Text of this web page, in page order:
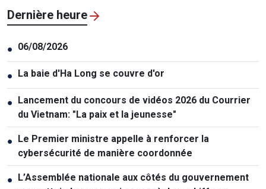
Dernière heure
● 06/08/2026
● La baie d'Ha Long se couvre d'or
● Lancement du concours de vidéos 2026 du Courrier
du Vietnam: "La paix et la jeunesse"
● Le Premier ministre appelle à renforcer la
cybersécurité de manière coordonnée
● L’Assemblée nationale aux côtés du gouvernement